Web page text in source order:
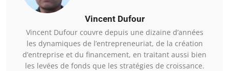
Vincent Dufour
Vincent Dufour couvre depuis une dizaine d’années
les dynamiques de l’entrepreneuriat, de la création
d’entreprise et du financement, en traitant aussi bien
les levées de fonds que les stratégies de croissance.